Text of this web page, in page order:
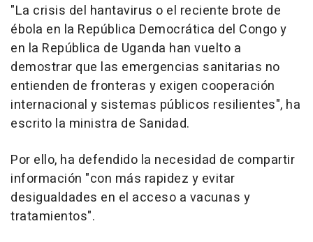
"La crisis del hantavirus o el reciente brote de
ébola en la República Democrática del Congo y
en la República de Uganda han vuelto a
demostrar que las emergencias sanitarias no
entienden de fronteras y exigen cooperación
internacional y sistemas públicos resilientes", ha
escrito la ministra de Sanidad.
Por ello, ha defendido la necesidad de compartir
información "con más rapidez y evitar
desigualdades en el acceso a vacunas y
tratamientos".